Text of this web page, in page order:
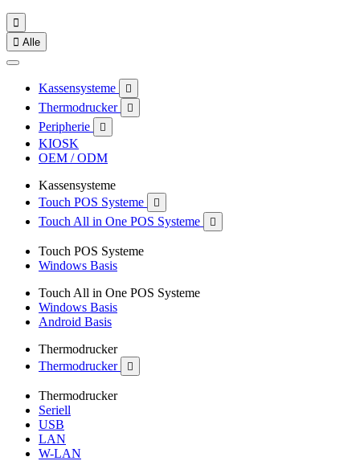

 Alle
Kassensysteme 
Thermodrucker 
Peripherie 
KIOSK
OEM / ODM
Kassensysteme
Touch POS Systeme

Touch All in One POS Systeme 
Touch POS Systeme
Windows Basis
Touch All in One POS Systeme
Windows Basis
Android Basis
Thermodrucker
Thermodrucker

Thermodrucker
Seriell
USB
LAN
W-LAN